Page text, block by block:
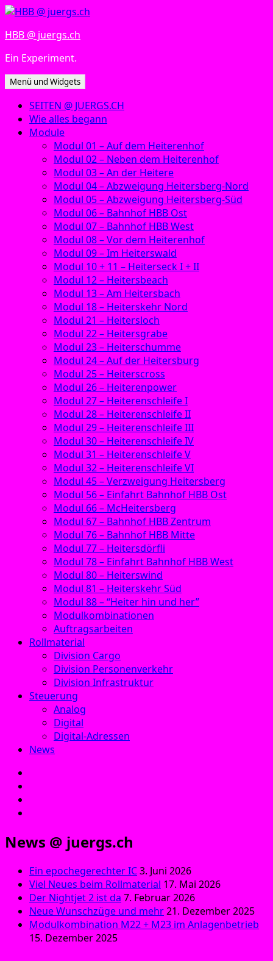
Zum
springen
HBB @ juergs.ch
Ein Experiment.
Menü und Widgets
SEITEN @ JUERGS.CH
Wie alles begann
Module
Modul 01 – Auf dem Heiterenhof
Modul 02 – Neben dem Heiterenhof
Modul 03 – An der Heitere
Modul 04 – Abzweigung Heitersberg-Nord
Modul 05 – Abzweigung Heitersberg-Süd
Modul 06 – Bahnhof HBB Ost
Modul 07 – Bahnhof HBB West
Modul 08 – Vor dem Heiterenhof
Modul 09 – Im Heiterswald
Modul 10 + 11 – Heiterseck I + II
Modul 12 – Heitersbeach
Modul 13 – Am Heitersbach
Modul 18 – Heiterskehr Nord
Modul 21 – Heitersloch
Modul 22 – Heitersgrabe
Modul 23 – Heiterschumme
Modul 24 – Auf der Heitersburg
Modul 25 – Heiterscross
Modul 26 – Heiterenpower
Modul 27 – Heiterenschleife I
Modul 28 – Heiterenschleife II
Modul 29 – Heiterenschleife III
Modul 30 – Heiterenschleife IV
Modul 31 – Heiterenschleife V
Modul 32 – Heiterenschleife VI
Modul 45 – Verzweigung Heitersberg
Modul 56 – Einfahrt Bahnhof HBB Ost
Modul 66 – McHeitersberg
Modul 67 – Bahnhof HBB Zentrum
Modul 76 – Bahnhof HBB Mitte
Modul 77 – Heitersdörfli
Modul 78 – Einfahrt Bahnhof HBB West
Modul 80 – Heiterswind
Modul 81 – Heiterskehr Süd
Modul 88 – “Heiter hin und her”
Modulkombinationen
Auftragsarbeiten
Rollmaterial
Division Cargo
Division Personenverkehr
Division Infrastruktur
Steuerung
Analog
Digital
Digital-Adressen
News
News @ juergs.ch
Ein epochegerechter IC3. Juni 2026
Viel Neues beim Rollmaterial 17. Mai 2026
Der Nightjet 2 ist da 7. Februar 2026
Neue Wunschzüge und mehr21. Dezember 2025
Modulkombination M22 + M23 im Anlagenbetrieb
15. Dezember 2025